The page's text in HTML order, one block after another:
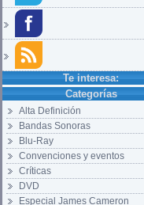
Te interesa:
Categorías
Alta Definición
Bandas Sonoras
Blu-Ray
Convenciones y eventos
Críticas
DVD
Especial James Cameron